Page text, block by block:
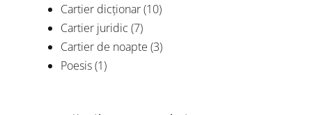
Cartier dicționar(10)
Cartier juridic (7)
Cartier de noapte (3)
Poesis(1)